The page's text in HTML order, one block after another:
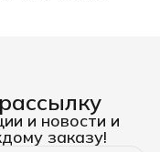
и новости и
заказу!